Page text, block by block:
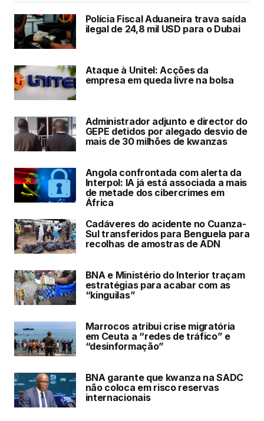
Polícia Fiscal Aduaneira trava saída
ilegal de 24,8 mil USD para o Dubai
Ataque à Unitel: Acções da
empresa em queda livre na bolsa
Administrador adjunto e director do
GEPE detidos por alegado desvio de
mais de 30 milhões de kwanzas
Angola confrontada com alerta da
Interpol: IA já está associada a mais
de metade dos cibercrimes em
África
Cadáveres do acidente no Cuanza-
Sul transferidos para Benguela para
recolhas de amostras de ADN
BNA e Ministério do Interior traçam
estratégias para acabar com as
“kinguilas”
Marrocos atribui crise migratória
em Ceuta a “redes de tráfico” e
“desinformação”
BNA garante que kwanza na SADC
não coloca em risco reservas
internacionais